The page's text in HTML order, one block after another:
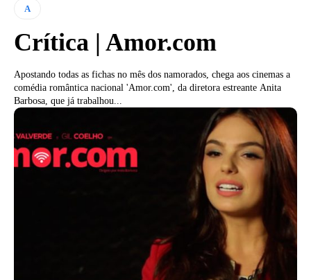
A
Crítica | Amor.com
Apostando todas as fichas no mês dos namorados, chega aos cinemas a
comédia romântica nacional 'Amor.com', da diretora estreante Anita
Barbosa, que já trabalhou...